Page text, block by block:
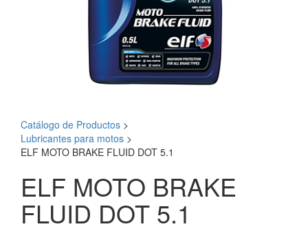
Catálogo de Productos >
Lubricantes para motos >
ELF MOTO BRAKE FLUID DOT 5.1
ELF MOTO BRAKE
FLUID DOT 5.1